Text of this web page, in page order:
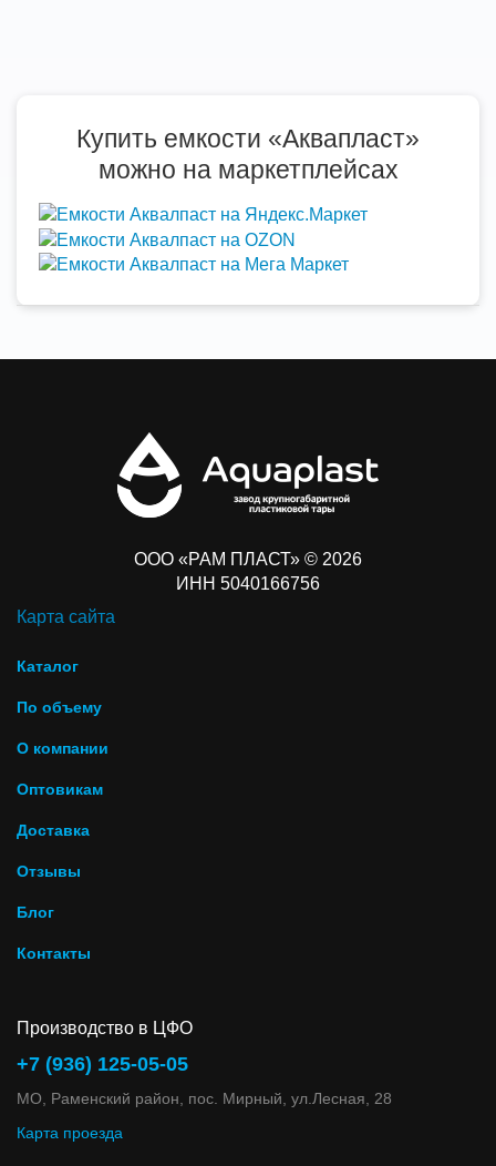
Купить емкости «Аквапласт»
можно на маркетплейсах
ООО «РАМ ПЛАСТ» © 2026
ИНН 5040166756
Карта сайта
Каталог
По объему
О компании
Оптовикам
Доставка
Отзывы
Блог
Контакты
Производство в ЦФО
+7 (936) 125-05-05
МО, Раменский район, пос. Мирный, ул.Лесная, 28
Карта проезда